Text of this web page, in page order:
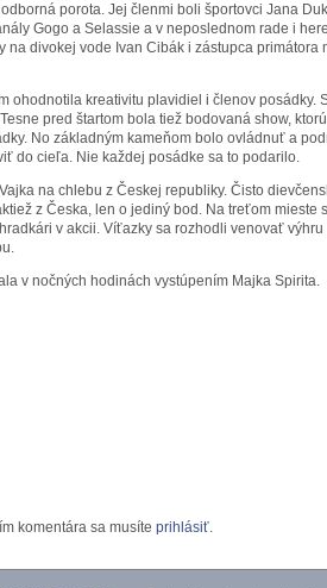
porota. Jej členmi boli športovci Jana
Gogo a Selassie a v neposlednom rade i
na divokej vode Ivan Cibák i zástupca primátora
ohodnotila kreativitu plavidiel i členov posádky.
pred štartom bola tiež bodovaná show,
No základným kameňom bolo ovládnuť a
do cieľa. Nie každej posádke sa to podarilo.
na chlebu z Českej republiky. Čisto
z Česka, len o jediný bod. Na treťom mieste
v akcii. Víťazky sa rozhodli venovať
v nočných hodinách vystúpením Majka Spirita.
komentára sa musíte prihlásiť.